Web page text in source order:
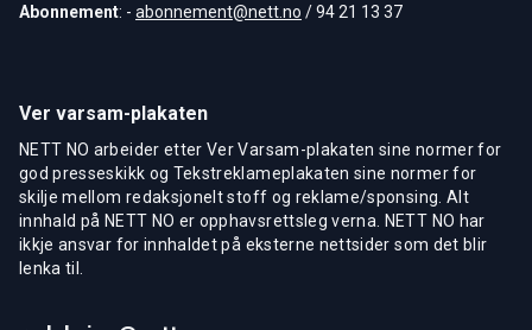
Abonnement: - abonnement@nett.no / 94 21 13 37
Ver varsam-plakaten
NETT NO arbeider etter Ver Varsam-plakaten sine normer for
god presseskikk og Tekstreklameplakaten sine normer for
skilje mellom redaksjonelt stoff og reklame/sponsing. Alt
innhald på NETT NO er opphavsrettsleg verna. NETT NO har
ikkje ansvar for innhaldet på eksterne nettsider som det blir
lenka til.